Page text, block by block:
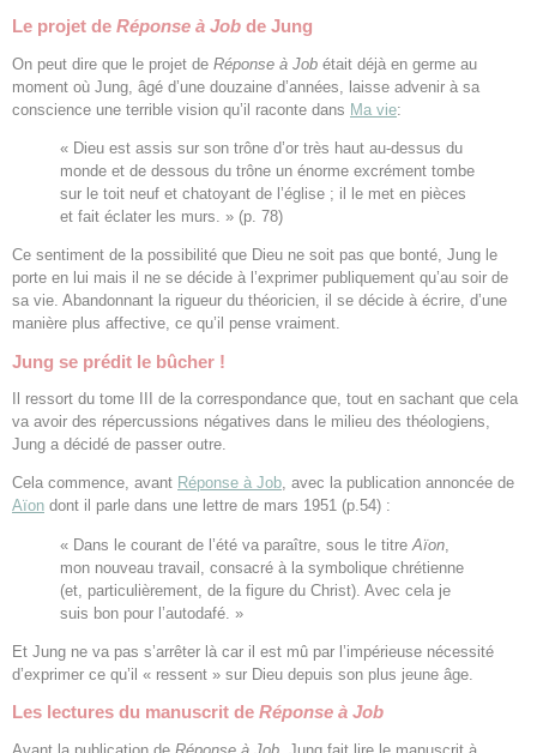
Le projet de Réponse à Job de Jung
On peut dire que le projet de Réponse à Job était déjà en germe au
moment où Jung, âgé d’une douzaine d’années, laisse advenir à sa
conscience une terrible vision qu’il raconte dans Ma vie:
« Dieu est assis sur son trône d’or très haut au-dessus du
monde et de dessous du trône un énorme excrément tombe
sur le toit neuf et chatoyant de l’église ; il le met en pièces
et fait éclater les murs. » (p. 78)
Ce sentiment de la possibilité que Dieu ne soit pas que bonté, Jung le
porte en lui mais il ne se décide à l’exprimer publiquement qu’au soir de
sa vie. Abandonnant la rigueur du théoricien, il se décide à écrire, d’une
manière plus affective, ce qu’il pense vraiment.
Jung se prédit le bûcher !
Il ressort du tome III de la correspondance que, tout en sachant que cela
va avoir des répercussions négatives dans le milieu des théologiens,
Jung a décidé de passer outre.
Cela commence, avant Réponse à Job, avec la publication annoncée de
Aïon dont il parle dans une lettre de mars 1951 (p.54) :
« Dans le courant de l’été va paraître, sous le titre Aïon
mon nouveau travail, consacré à la symbolique chrétienne
(et, particulièrement, de la figure du Christ). Avec cela je
suis bon pour l’autodafé. »
Et Jung ne va pas s’arrêter là car il est mû par l’impérieuse nécessité
d’exprimer ce qu’il « ressent » sur Dieu depuis son plus jeune âge.
Les lectures du manuscrit de Réponse à Job